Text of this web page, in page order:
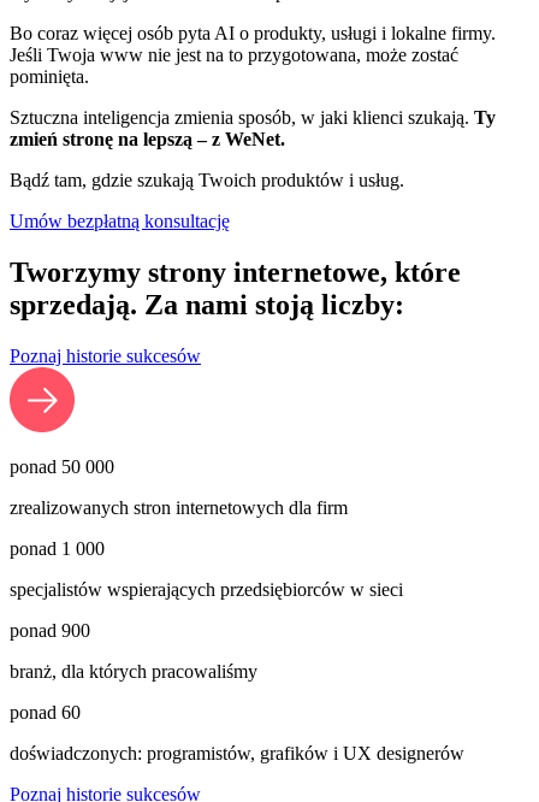
Bo coraz więcej osób pyta AI o produkty, usługi i lokalne firmy.
Jeśli Twoja www nie jest na to przygotowana, może zostać
pominięta.
Sztuczna inteligencja zmienia sposób, w jaki klienci szukają. Ty
zmień stronę na lepszą – z WeNet.
Bądź tam, gdzie szukają Twoich produktów i usług.
Umów bezpłatną konsultację
Tworzymy strony internetowe, które
sprzedają. Za nami stoją liczby:
Poznaj historie sukcesów
ponad 50 000
zrealizowanych stron internetowych dla firm
ponad 1 000
specjalistów wspierających przedsiębiorców w sieci
ponad 900
branż, dla których pracowaliśmy
ponad 60
doświadczonych: programistów, grafików i UX designerów
Poznaj historie sukcesów